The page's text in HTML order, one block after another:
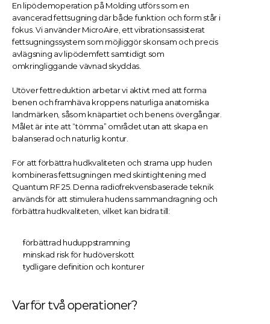
En lipödemoperation på Molding utförs som en
avancerad fettsugning där både funktion och form står i
fokus. Vi använder MicroAire, ett vibrationsassisterat
fettsugningssystem som möjliggör skonsam och precis
avlägsning av lipödemfett samtidigt som
omkringliggande vävnad skyddas.
Utöver fettreduktion arbetar vi aktivt med att forma
benen och framhäva kroppens naturliga anatomiska
landmärken, såsom knäpartiet och benens övergångar.
Målet är inte att “tömma” området utan att skapa en
balanserad och naturlig kontur.
För att förbättra hudkvaliteten och strama upp huden
kombineras fettsugningen med skintightening med
Quantum RF 25. Denna radiofrekvensbaserade teknik
används för att stimulera hudens sammandragning och
förbättra hudkvaliteten, vilket kan bidra till:
förbättrad huduppstramning
minskad risk för hudöverskott
tydligare definition och konturer
Varför två operationer?